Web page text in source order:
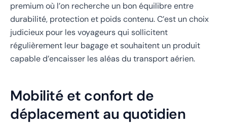
premium où l’on recherche un bon équilibre entre
durabilité, protection et poids contenu. C’est un choix
judicieux pour les voyageurs qui sollicitent
régulièrement leur bagage et souhaitent un produit
capable d’encaisser les aléas du transport aérien.
Mobilité et confort de
déplacement au quotidien